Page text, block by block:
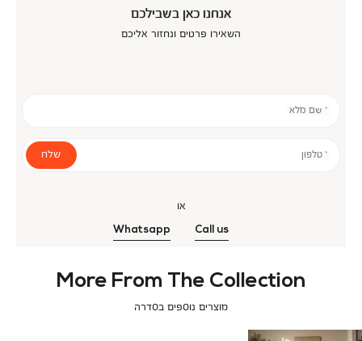
אנחנו כאן בשבילכם
השאירו פרטים ונחזור אליכם
* שם מלא
* טלפון שלח
או
Call us
Whatsapp
More From The Collection
מוצרים נוספים בסדרה